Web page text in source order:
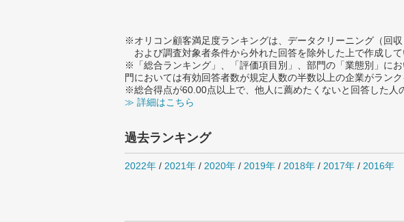
※オリコン顧客満足度ランキングは、データクリーニング（回
および調査対象者条件から外れた回答を除外した上で作成して
※「総合ランキング」、「評価項目別」、部門の「業態別」に
門においては有効回答者数が規定人数の半数以上の企業がランク
※総合得点が60.00点以上で、他人に薦めたくないと回答した人
≫ 詳細はこちら
過去ランキング
2022年 / 2021年 / 2020年 / 2019年 / 2018年 / 2017年 / 2016年